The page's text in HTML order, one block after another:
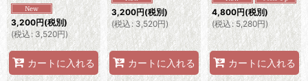
3,200円(税別)
(税込: 3,520円)
カートに入れる
3,200円(税別)
(税込: 3,520円)
カートに入れる
4,800円(税別)
(税込: 5,280円)
カートに入れる